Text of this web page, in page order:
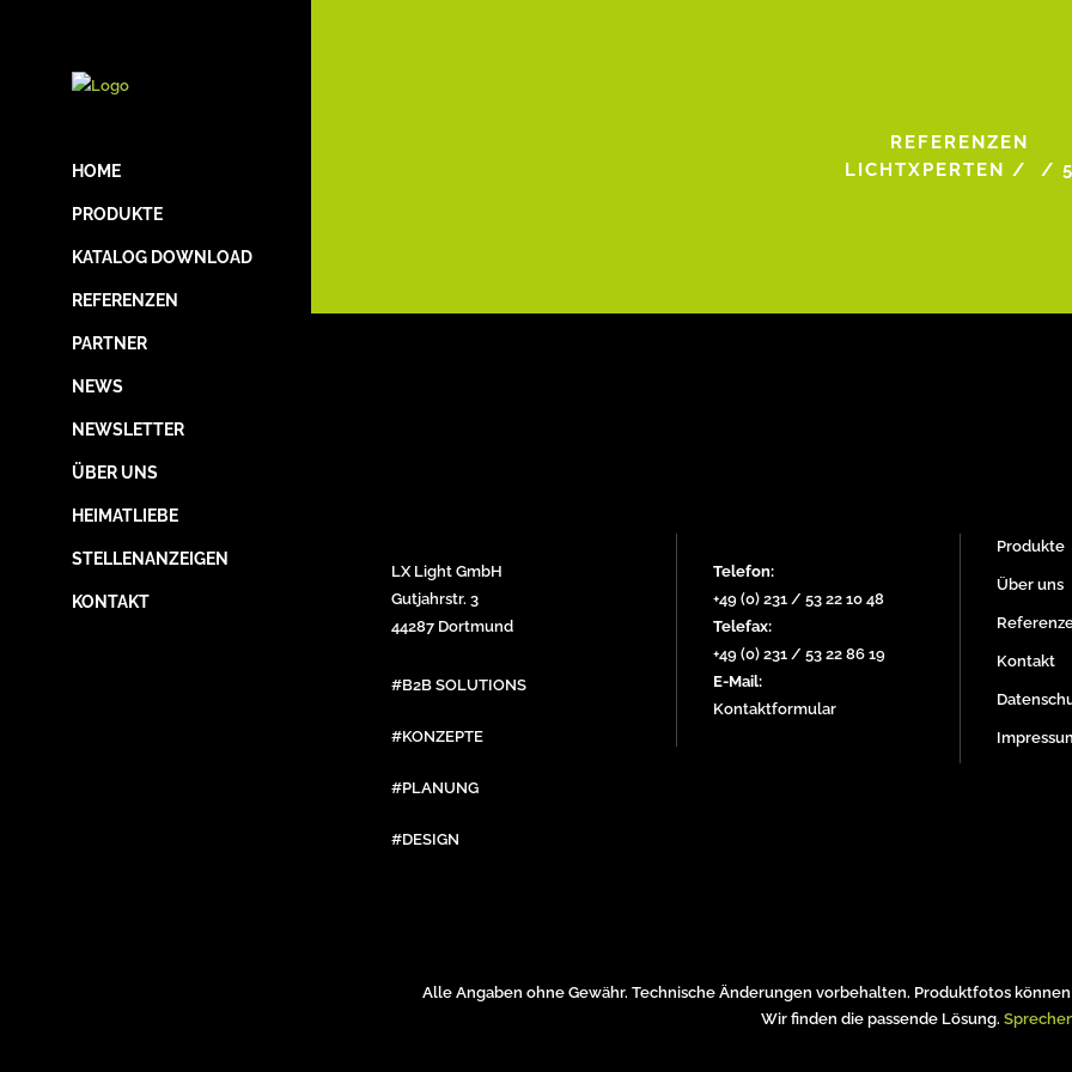
HOME
PRODUKTE
KATALOG DOWNLOAD
REFERENZEN
PARTNER
NEWS
NEWSLETTER
ÜBER UNS
HEIMATLIEBE
STELLENANZEIGEN
KONTAKT
REFERENZEN
LICHTXPERTEN / /
LX Light GmbH
Gutjahrstr. 3
44287 Dortmund
#B2B SOLUTIONS
#KONZEPTE
#PLANUNG
#DESIGN
Telefon:
+49 (0) 231 / 53 22 10 48
Telefax:
+49 (0) 231 / 53 22 86 19
E-Mail:
Kontaktformular
Produkte
Über uns
Kontakt
Alle Angaben ohne Gewähr. Technische Änderungen vorbehalten. Produktfotos
Wir finden die passende Lösung.